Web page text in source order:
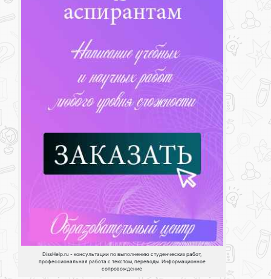
DissHelp.ru - консультации по выполнению студенческих работ,
профессиональная работа с текстом, переводы. Информационное
сопровождение